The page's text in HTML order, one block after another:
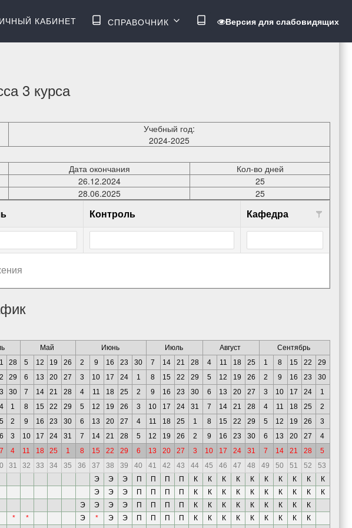
КАБИНЕТ СПРАВОЧНИК МЕНЮ ВОЙТИ
Версия для слабовидящих
3 курса
Учебный год:
2024-2025
Дата окончания
Кол-во дней
26.12.2024
25
28.06.2025 25
Контроль Кафедра
Май Июнь Июль Август
Сентябрь
28 5 12 19 26 2 9 16 23 30 7 14 21 28 4 11 18 25 1 8 15 22
29
29 6 13 20 27 3 10 17 24 1 8 15 22 29 5 12 19 26 2 9 16 23
30
30 7 14 21 28 4 11 18 25 2 9 16 23 30 6 13 20 27 3 10 17 24
1
1 8 15 22 29 5 12 19 26 3 10 17 24 31 7 14 21 28 4 11 18 25
2
2 9 16 23 30 6 13 20 27 4 11 18 25 1 8 15 22 29 5 12 19 26
3
3 10 17 24 31 7 14 21 28 5 12 19 26 2 9 16 23 30 6 13 20 27
4
4 11 18 25 1 8 15 22 29 6 13 20 27 3 10 17 24 31 7 14 21 28
5
31 32 33 34 35 36 37 38 39 40 41 42 43 44 45 46 47 48 49 50 51 52
53
Э Э Э П П П П К К К К К К К К К
К
Э Э Э П П П П К К К К К К К К К
К
Э Э Э Э П П П П К К К К К К К К
К
* * Э * Э Э П П П П К К К К К К К К
К